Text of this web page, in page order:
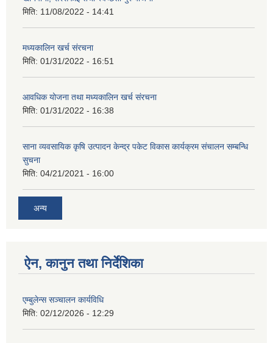
मिति: 11/08/2022 - 14:41
मध्यकालिन खर्च संरचना
मिति: 01/31/2022 - 16:51
आवधिक योजना तथा मध्यकालिन खर्च संरचना
मिति: 01/31/2022 - 16:38
साना व्यवसायिक कृषि उत्पादन केन्द्र पकेट विकास कार्यक्रम संचालन सम्बन्धि
सुचना
मिति: 04/21/2021 - 16:00
अन्य
ऐन, कानुन तथा निर्देशिका
एम्बुलेन्स सञ्चालन कार्यविधि
मिति: 02/12/2026 - 12:29